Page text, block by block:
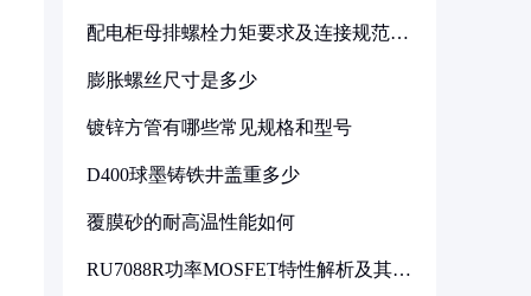
配电柜母排螺栓力矩要求及连接规范详
膨胀螺丝尺寸是多少
镀锌方管有哪些常见规格和型号
D400球墨铸铁井盖重多少
覆膜砂的耐高温性能如何
RU7088R功率MOSFET特性解析及其在